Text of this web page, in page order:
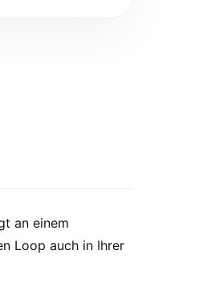
an einem
Loop auch in Ihrer